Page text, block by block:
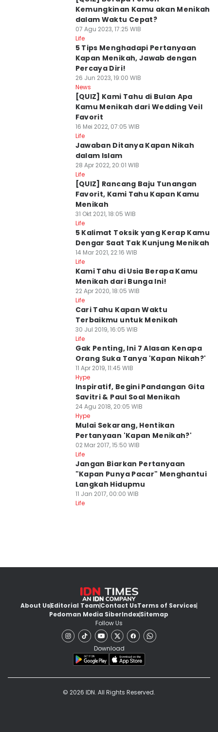
Kemungkinan Kamu akan Menikah
dalam Waktu Cepat?
07 Agu 2023, 17:25 WIB
Life
5 Tips Menghadapi Pertanyaan
Kapan Menikah, Jawab dengan
Percaya Diri!
26 Jun 2023, 19:00 WIB
News
[QUIZ] Kami Tahu di Bulan Apa
Kamu Menikah dari Wedding Veil
Favorit
16 Mei 2022, 07:05 WIB
Life
Jawaban Ditanya Kapan Nikah
dalam Islam
28 Apr 2022, 20:01 WIB
Life
[QUIZ] Rancang Baju Tunangan
Favorit, Kami Tahu Kapan Kamu
Menikah
31 Okt 2021, 18:05 WIB
Life
5 Kalimat Toksik yang Kerap Kamu
Dengar Saat Tak Kunjung Menikah
14 Mar 2021, 22:16 WIB
Life
Kami Tahu di Usia Berapa Kamu
Menikah dari Bunga Ini!
22 Apr 2020, 18:05 WIB
Life
Cari Tahu Kapan Waktu
Terbaikmu untuk Menikah
30 Jul 2019, 16:05 WIB
Life
Gak Penting, Ini 7 Alasan Kenapa
Orang Suka Tanya 'Kapan Nikah?'
11 Apr 2019, 11:45 WIB
Hype
Inspiratif, Begini Pandangan Gita
Savitri & Paul Soal Menikah
24 Agu 2018, 20:05 WIB
Hype
Mulai Sekarang, Hentikan
Pertanyaan 'Kapan Menikah?'
02 Mar 2017, 15:50 WIB
Life
Jangan Biarkan Pertanyaan
"Kapan Punya Pacar" Menghantui
Langkah Hidupmu
11 Jan 2017, 00:00 WIB
Life
About UsEditorial TeamContact UsTerms of Services
Pedoman Media SiberIndexSitemap
Follow Us
Download
© 2026 IDN. All Rights Reserved.